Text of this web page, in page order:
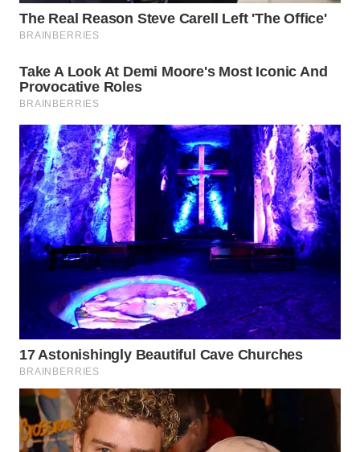
TANI
WAHANA
ADVOKAT
WAHANA
INFRASTRUKTUR
WAHANA
KONSUMEN
WAHANA
LISTRIK
WAHANA
TRAVEL
WAHANA
TV